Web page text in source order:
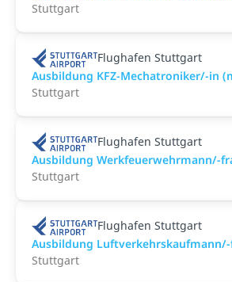
Stuttgart
Flughafen Stuttgart
Ausbildung KFZ-Mechatroniker/-in
Stuttgart
Flughafen Stuttgart
Ausbildung Werkfeuerwehrmann/-
Stuttgart
Flughafen Stuttgart
Ausbildung
Stuttgart